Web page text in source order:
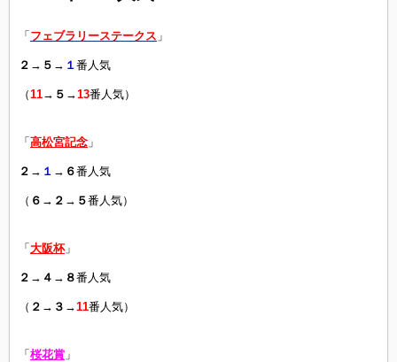
「フェブラリーステークス 」
２ → ５ → １ 番人気
（11→ ５ →13番人気）
「高松宮記念 」
２ → １ → ６番人気
（ ６ → ２ → ５番人気）
「大阪杯」
２ → ４ → ８番人気
（ ２ → ３ →11番人気）
「桜花賞 」